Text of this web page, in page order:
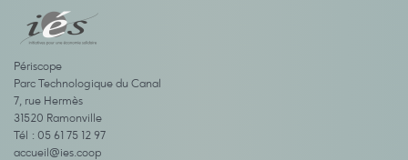
Périscope
Parc Technologique du Canal
7, rue Hermès
31520 Ramonville
Tél : 05 61 75 12 97
accueil@ies.coop